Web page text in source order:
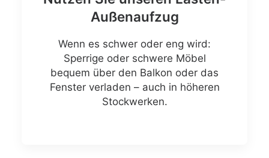
Außenaufzug
Wenn es schwer oder eng wird:
Sperrige oder schwere Möbel
bequem über den Balkon oder das
Fenster verladen – auch in höheren
Stockwerken.